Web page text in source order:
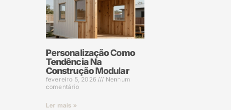
Personalização Como
Tendência Na
Construção Modular
fevereiro 5, 2026
Nenhum
comentário
Ler mais »